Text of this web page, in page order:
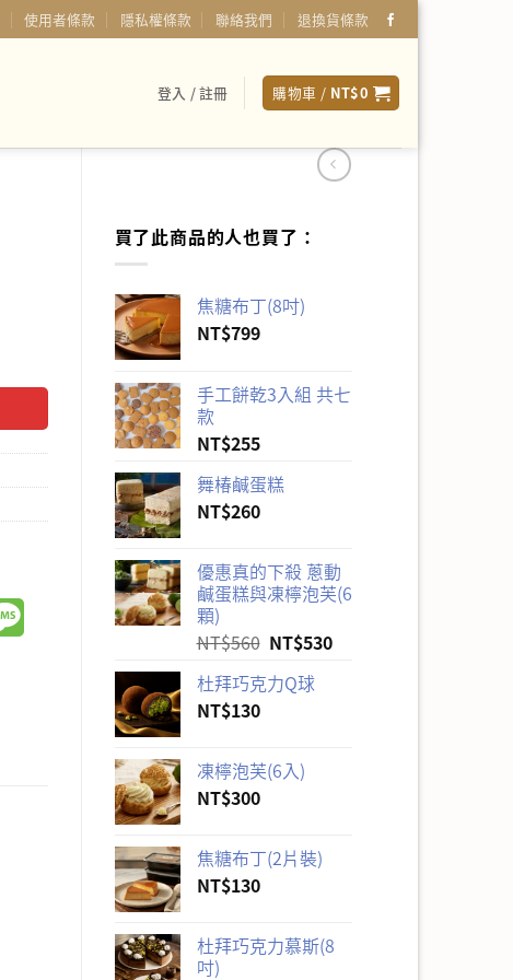
使用者條款 隱私權條款 聯絡我們 退換貨條款
登入 / 註冊 購物車 / NT$0
買了此商品的人也買了：
焦糖布丁(8吋)
NT$799
手工餅乾3入組 共七
款
NT$255
舞椿鹹蛋糕
NT$260
優惠真的下殺 蔥動
鹹蛋糕與凍檸泡芙(6
顆)
NT$560 原
價
NT$530目
杜拜巧克力Q球
NT$130
凍檸泡芙(6入)
NT$300
焦糖布丁(2片裝)
NT$130
杜拜巧克力慕斯(8
吋)